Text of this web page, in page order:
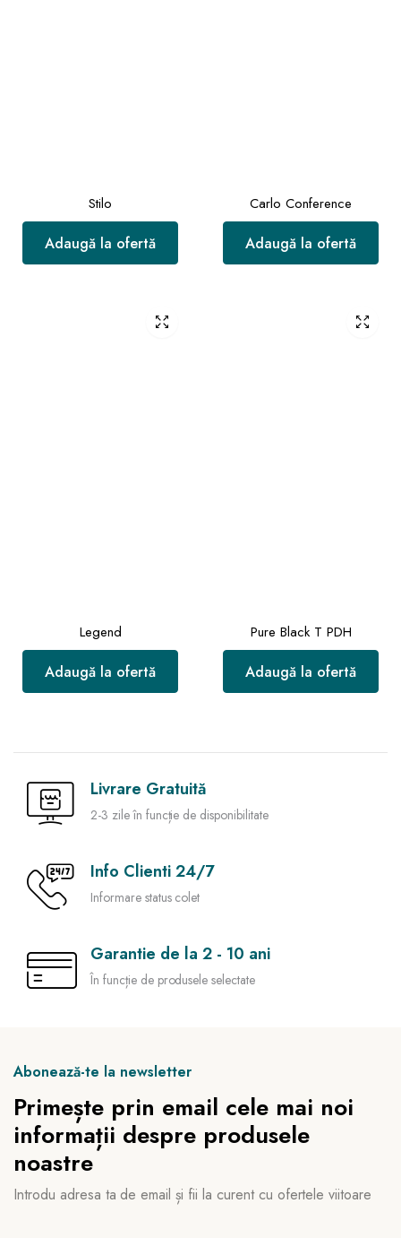
Stilo
Adaugă la ofertă
Carlo Conference
Adaugă la ofertă
Legend
Adaugă la ofertă
Pure Black T PDH
Adaugă la ofertă
Livrare Gratuită
2-3 zile în funcție de disponibilitate
Info Clienti 24/7
Informare status colet
Garantie de la 2 - 10 ani
În funcție de produsele selectate
Abonează-te la newsletter
Primește prin email cele mai noi
informații despre produsele
noastre
Introdu adresa ta de email și fii la curent cu ofertele viitoare